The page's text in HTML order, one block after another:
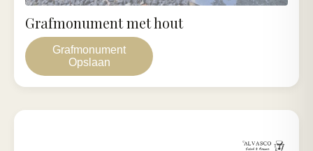
Grafmonument
Opslaan
Grafmonument met hout